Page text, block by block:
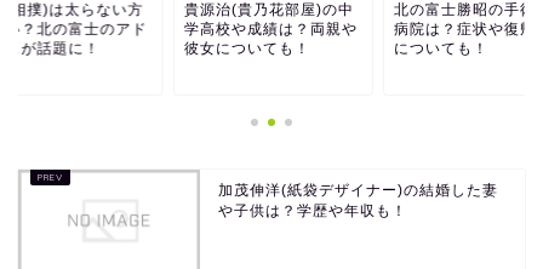
治(貴乃花部屋)の中
校や成績は？両親や
についても！
北の富士勝昭の手術した
病院は？症状や復帰時期
についても！
宇良(相撲)は太らな
がいい？北の富士の
バイスが話題に！
加茂伸洋(紙袋デザイナー)の結婚した妻
や子供は？学歴や年収も！